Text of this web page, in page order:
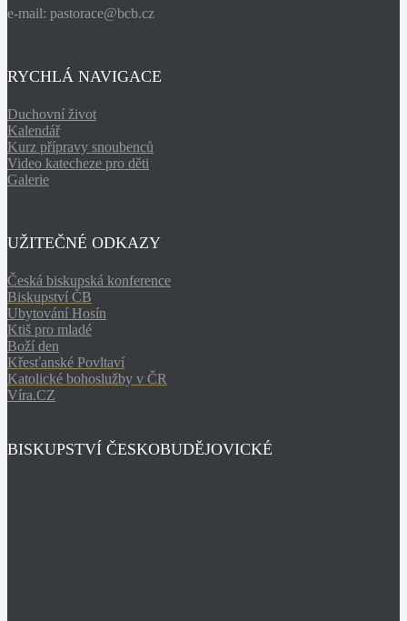
e-mail: pastorace@bcb.cz
RYCHLÁ NAVIGACE
Duchovní život
Kalendář
Kurz přípravy snoubenců
Video katecheze pro děti
Galerie
UŽITEČNÉ ODKAZY
Česká biskupská konference
Biskupství ČB
Ubytování Hosín
Ktiš pro mladé
Boží den
Křesťanské Povltaví
Katolické bohoslužby v ČR
Víra.CZ
BISKUPSTVÍ ČESKOBUDĚJOVICKÉ